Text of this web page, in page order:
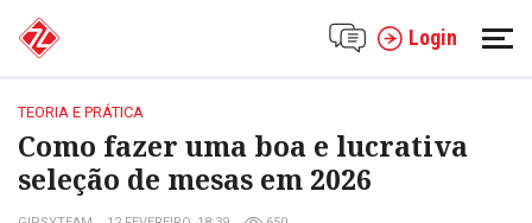
Login
TEORIA E PRÁTICA
Como fazer uma boa e lucrativa
seleção de mesas em 2026